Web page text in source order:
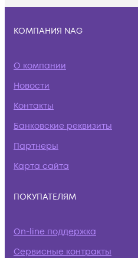
КОМПАНИЯ NAG
О компании
Новости
Контакты
Банковские реквизиты
Партнеры
Карта сайта
ПОКУПАТЕЛЯМ
On-line поддержка
Сервисные контракты